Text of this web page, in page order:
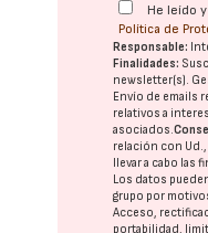
He leído
Política de
Responsable:
Finalidades:
newsletter(s).
Envío de emails
relativos a
asociados.
relación con
llevar a cabo las
Los datos
grupo por
Acceso,
portabilidad,